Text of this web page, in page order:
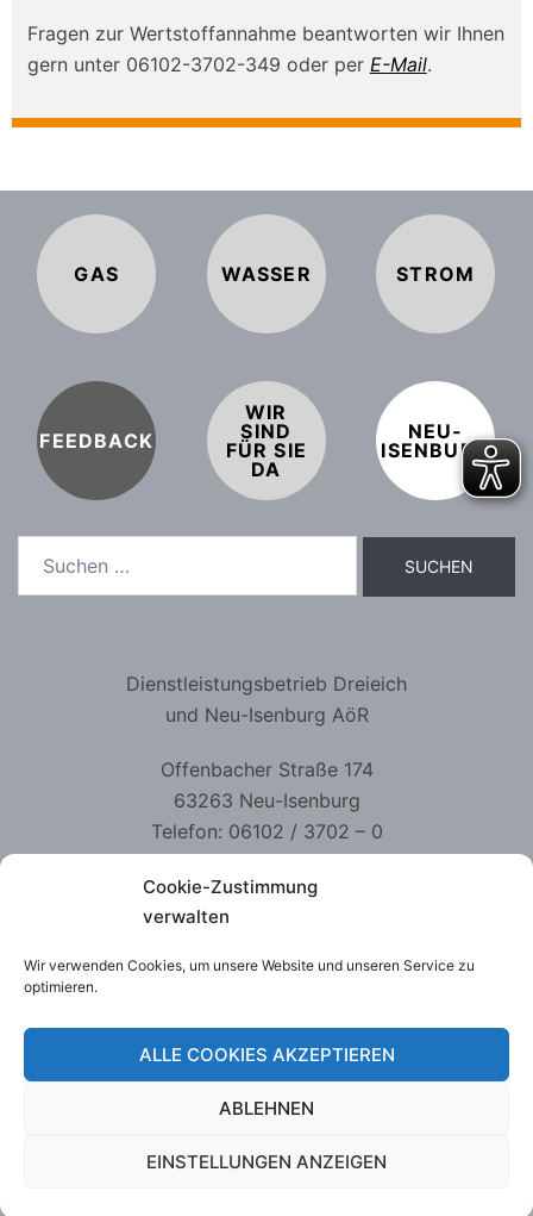
Cookie-Zustimmung
verwalten
Wir verwenden Cookies, um unsere Website und unseren Service zu
optimieren.
ALLE COOKIES AKZEPTIEREN
ABLEHNEN
EINSTELLUNGEN ANZEIGEN
Fragen zur Wertstoffannahme beantworten wir Ihnen
gern unter 06102-3702-349 oder per E-Mail.
GAS WASSER STROM
FEEDBACK
WIR
SIND
FÜR SIE
DA
NEU-
ISENBURG
Dienstleistungsbetrieb Dreieich
und Neu-Isenburg AöR
Offenbacher Straße 174
63263 Neu-Isenburg
Telefon: 06102 / 3702 – 0
kontakt@dlb-aoer.de
Datenschutzerklärung
Impressum